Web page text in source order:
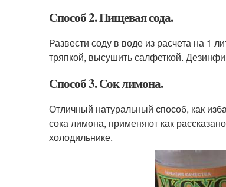
Способ 2. Пищевая сода.
Развести соду в воде из расчета на 1
тряпкой, высушить салфеткой.
Способ 3. Сок лимона.
Отличный натуральный способ, как
сока лимона, применяют как
холодильнике.